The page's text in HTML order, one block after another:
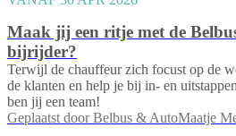
Maak jij een ritje met de
bijrijder?
Terwijl de chauffeur zich focust op de
de klanten en help je bij in- en
ben jij een team!
Geplaatst door Belbus & AutoMaatje